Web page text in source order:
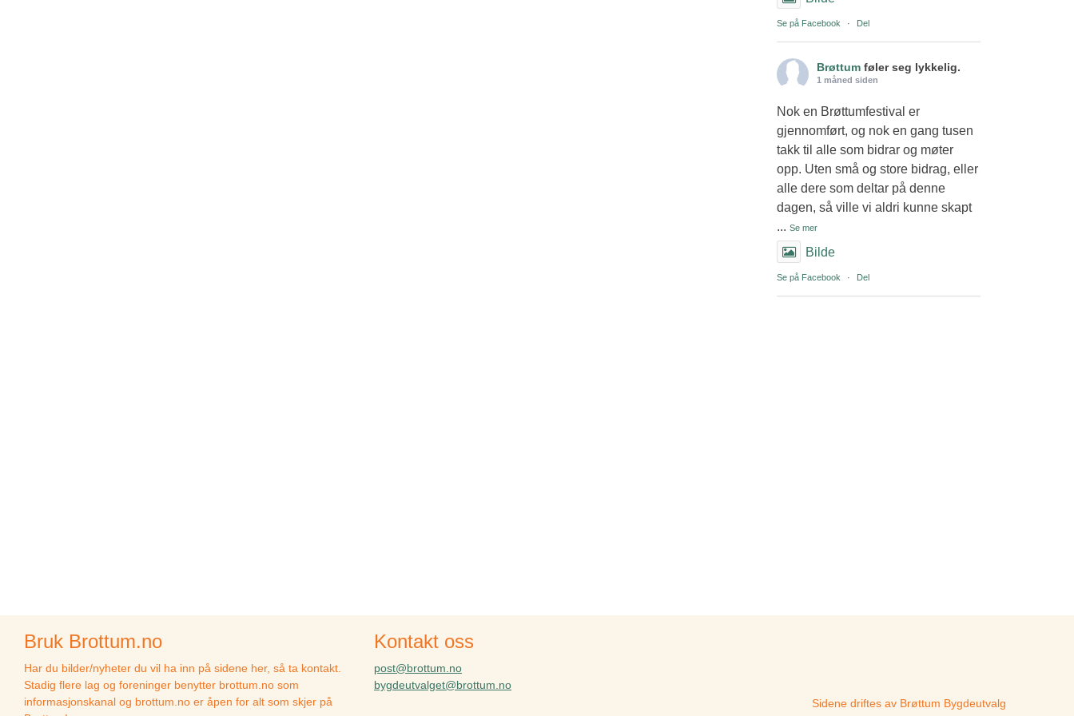
Se på Facebook · Del
Brøttum føler seg lykkelig.
1 måned siden
Nok en Brøttumfestival er
gjennomført, og nok en gang tusen
takk til alle som bidrar og møter
opp. Uten små og store bidrag, eller
alle dere som deltar på denne
dagen, så ville vi aldri kunne skapt
... Se mer
Bilde
Se på Facebook · Del
Bruk Brottum.no
Har du bilder/nyheter du vil ha inn på sidene her, så ta kontakt.
Stadig flere lag og foreninger benytter brottum.no som
informasjonskanal og brottum.no er åpen for alt som skjer på
Kontakt oss
post@brottum.no
bygdeutvalget@brottum.no
Sidene driftes av Brøttum Bygdeutvalg